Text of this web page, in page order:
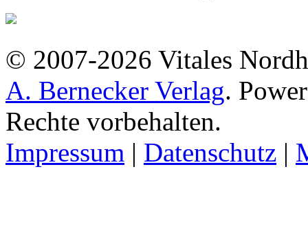
© 2007-2026 Vitales
A. Bernecker Verlag.
Rechte vorbehalten.
Impressum | Datenschutz |